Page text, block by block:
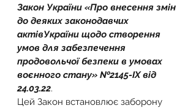
Закон України «Про внесення змін
до деяких законодавчих
актівУкраїни щодо створення
умов для забезпечення
продовольчої безпеки в умовах
воєнного стану» №2145-IX від
24.03.22.
Цей Закон встановлює заборону